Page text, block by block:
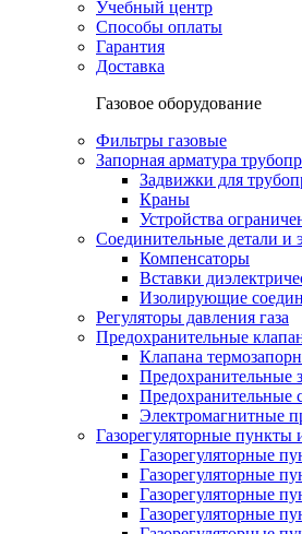
Учебный центр
Способы оплаты
Гарантия
Доставка
Газовое оборудование
Фильтры газовые
Запорная арматура
Задвижки для
Краны
Устройства
Соединительные детали и
Компенсаторы
Вставки
Изолирующие
Регуляторы давления газа
Предохранительные
Клапана
Предохранительные
Предохранительные
Электромагнитные
Газорегуляторные
Газорегуляторные
Газорегуляторные
Газорегуляторные
Газорегуляторные